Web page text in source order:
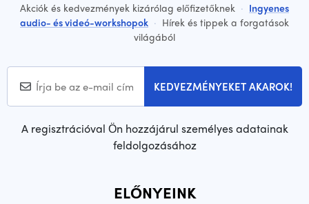
Akciók és kedvezmények kizárólag előfizetőknek · Ingyenes
audio- és videó-workshopok · Hírek és tippek a forgatások
világából
KEDVEZMÉNYEKET AKAROK!
A regisztrációval Ön hozzájárul személyes adatainak
feldolgozásához
ELŐNYEINK